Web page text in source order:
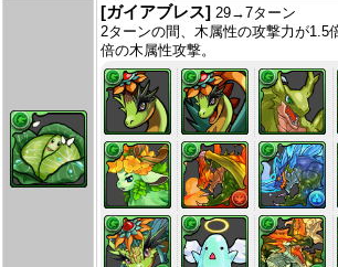
[ガイアブレス] 29→7ターン
2ターンの間、木属性の攻撃力が1.5
倍の木属性攻撃。